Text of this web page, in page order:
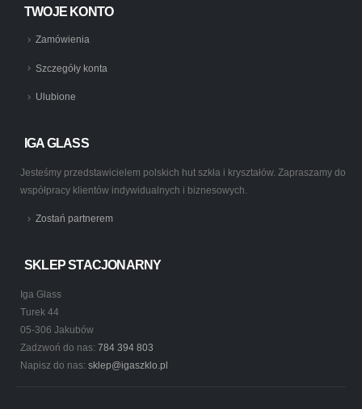
TWOJE KONTO
Zamówienia
Szczegóły konta
Ulubione
IGA GLASS
Jesteśmy przedstawicielem polskich hut szkła i kryształów. Zapraszamy do
współpracy klientów indywidualnych i biznesowych.
Zostań partnerem
SKLEP STACJONARNY
Iga Glass
Turek 44
05-306 Jakubów
Zadzwoń do nas: 784 394 803
Napisz do nas: sklep@igaszklo.pl